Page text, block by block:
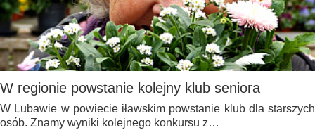
W regionie powstanie kolejny klub seniora
W Lubawie w powiecie iławskim powstanie klub dla starszych
osób. Znamy wyniki kolejnego konkursu z…